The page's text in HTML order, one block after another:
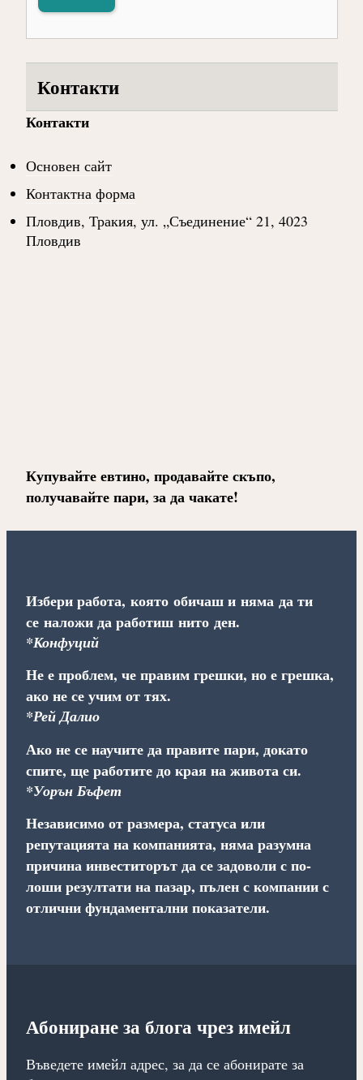
Контакти
Контакти
Основен сайт
Контактна форма
Пловдив, Тракия, ул. „Съединение“ 21, 4023
Пловдив
Купувайте евтино, продавайте скъпо,
получавайте пари, за да чакате!
Избери работа, която обичаш и няма да ти
се наложи да работиш нито ден.
*Конфуций
Не е проблем, че правим грешки, но е грешка,
ако не се учим от тях.
*Рей Далио
Ако не се научите да правите пари, докато
спите, ще работите до края на живота си.
*Уорън Бъфет
Независимо от размера, статуса или
репутацията на компанията, няма разумна
причина инвеститорът да се задоволи с по-
лоши резултати на пазар, пълен с компании с
отлични фундаментални показатели.
Абониране за блога чрез имейл
Въведете имейл адрес, за да се абонирате за